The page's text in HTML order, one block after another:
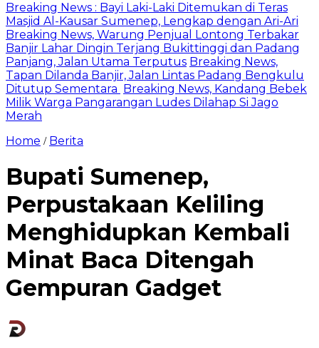
Breaking News : Bayi Laki-Laki Ditemukan di Teras
Masjid Al-Kausar Sumenep, Lengkap dengan Ari-Ari
Breaking News, Warung Penjual Lontong Terbakar
Banjir Lahar Dingin Terjang Bukittinggi dan Padang
Panjang, Jalan Utama Terputus Breaking News,
Tapan Dilanda Banjir, Jalan Lintas Padang Bengkulu
Ditutup Sementara Breaking News, Kandang Bebek
Milik Warga Pangarangan Ludes Dilahap Si Jago
Merah
Home / Berita
Bupati Sumenep,
Perpustakaan Keliling
Menghidupkan Kembali
Minat Baca Ditengah
Gempuran Gadget